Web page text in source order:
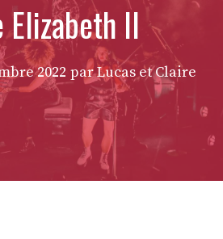
Elizabeth II
2022 par Lucas et Claire